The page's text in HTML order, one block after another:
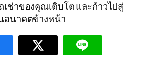
เช่าของคุณเติบโต และก้าวไปสู่
อนาคตข้างหน้า